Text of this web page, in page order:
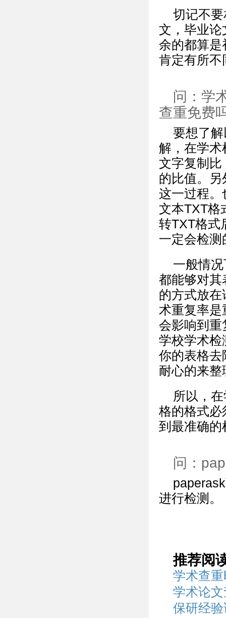
切记不
文，毕业论
余的都算是
肯定有所不
问：学
查重免费
要想了
解，在学术
文字复制比
的比值。
这一过程。
文本TXT格
转TXT格式
一定会检测
一般情
都能够对其
的方式放
术重复率
会影响到重
学校学术检
你的表格去
耐心的来
所以，
格的格式必
到最准确
问：
进行检测。
推荐阅
学术查
学术论
保研经